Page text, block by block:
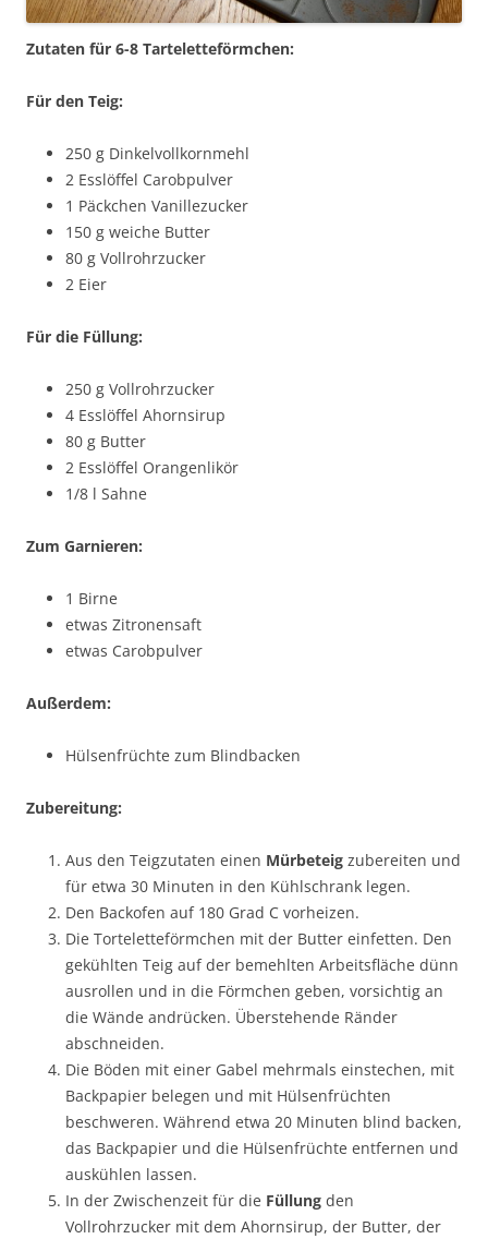
Zutaten für 6-8 Tarteletteförmchen:
Für den Teig:
250 g Dinkelvollkornmehl
2 Esslöffel Carobpulver
1 Päckchen Vanillezucker
150 g weiche Butter
80 g Vollrohrzucker
2 Eier
Für die Füllung:
250 g Vollrohrzucker
4 Esslöffel Ahornsirup
80 g Butter
2 Esslöffel Orangenlikör
1/8 l Sahne
Zum Garnieren:
1 Birne
etwas Zitronensaft
etwas Carobpulver
Außerdem:
Hülsenfrüchte zum Blindbacken
Zubereitung:
Aus den Teigzutaten einen Mürbeteig zubereiten und
für etwa 30 Minuten in den Kühlschrank legen.
Den Backofen auf 180 Grad C vorheizen.
Die Torteletteförmchen mit der Butter einfetten. Den
gekühlten Teig auf der bemehlten Arbeitsfläche dünn
ausrollen und in die Förmchen geben, vorsichtig an
die Wände andrücken. Überstehende Ränder
abschneiden.
Die Böden mit einer Gabel mehrmals einstechen, mit
Backpapier belegen und mit Hülsenfrüchten
beschweren. Während etwa 20 Minuten blind backen,
das Backpapier und die Hülsenfrüchte entfernen und
auskühlen lassen.
In der Zwischenzeit für die Füllung den
Vollrohrzucker mit dem Ahornsirup, der Butter, der